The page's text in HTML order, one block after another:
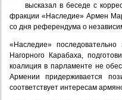
высказал в беседе с
фракции «Наследие» Армен
со дня референдума о
«Наследие»
Нагорного Карабаха,
коалиция в парламенте не
Армении придерживается
соответствует интересам